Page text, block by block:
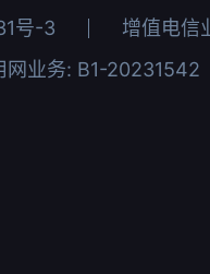
号-3
增值电信
网业务: B1-20231542